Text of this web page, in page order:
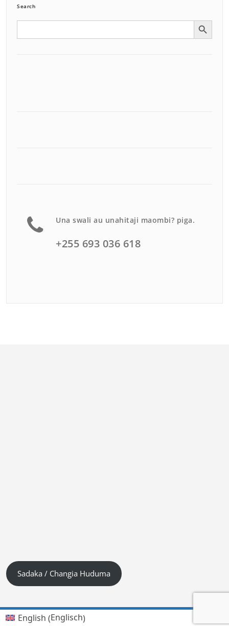
Search
Search Search Button
Una swali au unahitaji maombi? piga.
+255 693 036 618
Sadaka / Changia Huduma
English (Englisch)